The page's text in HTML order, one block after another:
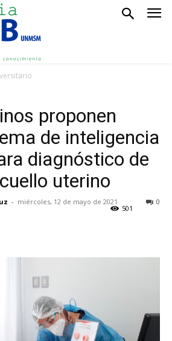
proponen
de inteligencia
diagnóstico de
uterino
- miércoles, 12 de mayo de 2021 0
501